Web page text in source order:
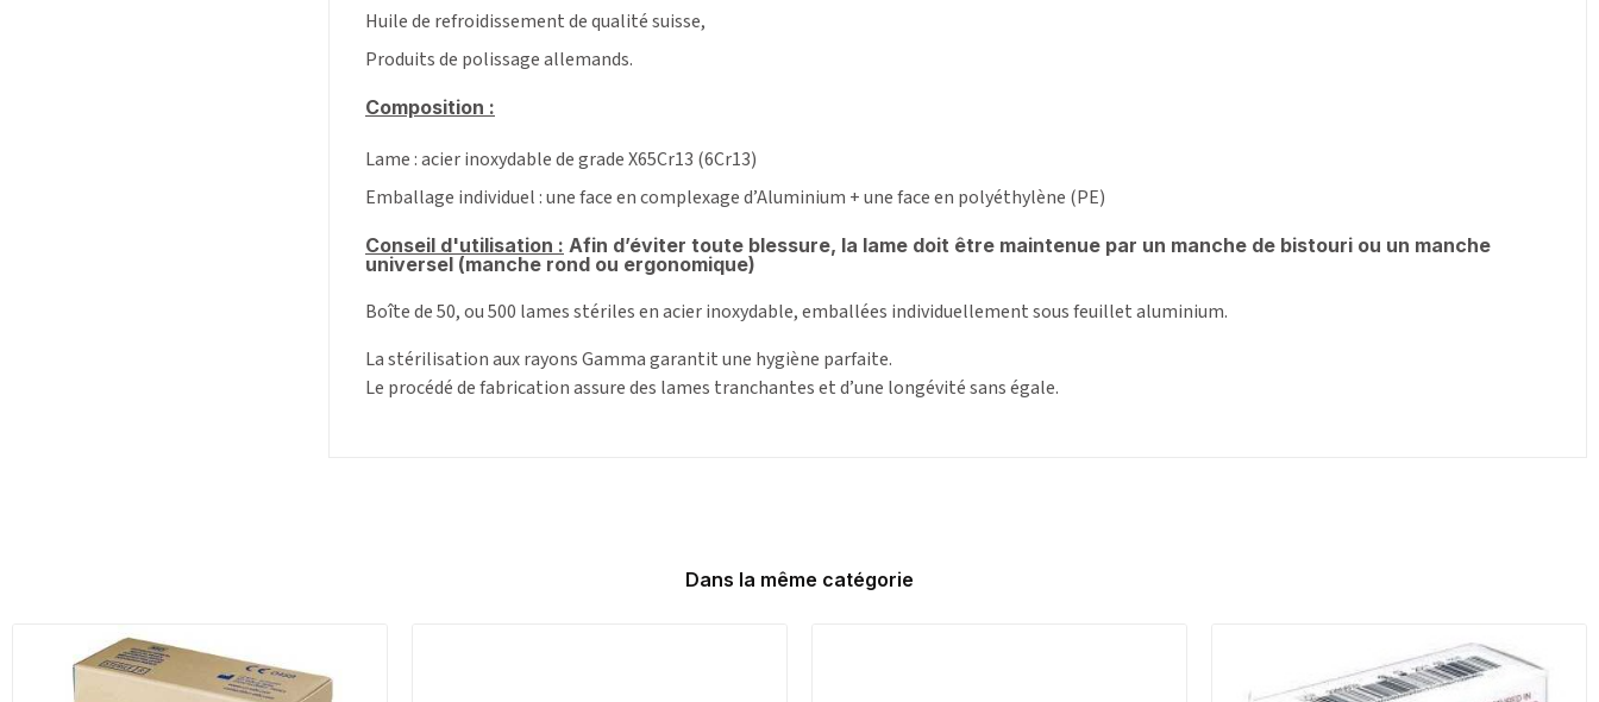
Huile de refroidissement de qualité suisse,
Produits de polissage allemands.
Composition :
Lame : acier inoxydable de grade X65Cr13 (6Cr13)
Emballage individuel : une face en complexage d’Aluminium + une face en polyéthylène (PE)
Conseil d'utilisation : Afin d’éviter toute blessure, la lame doit être maintenue par un manche de bistouri ou un manche
universel (manche rond ou ergonomique)
Boîte de 50, ou 500 lames stériles en acier inoxydable, emballées individuellement sous feuillet aluminium.
La stérilisation aux rayons Gamma garantit une hygiène parfaite.
Le procédé de fabrication assure des lames tranchantes et d’une longévité sans égale.
Dans la même catégorie